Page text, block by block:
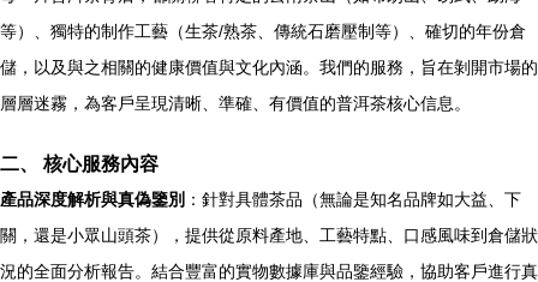
等）、獨特的制作工藝（生茶/熟茶、傳統石磨壓制等）、確切的年份倉
儲，以及與之相關的健康價值與文化內涵。我們的服務，旨在剝開市場的
層層迷霧，為客戶呈現清晰、準確、有價值的普洱茶核心信息。
二、 核心服務內容
產品深度解析與真偽鑒別 ：針對具體茶品（無論是知名品牌如大益、下
關，還是小眾山頭茶），提供從原料產地、工藝特點、口感風味到倉儲狀
況的全面分析報告。結合豐富的實物數據庫與品鑒經驗，協助客戶進行真